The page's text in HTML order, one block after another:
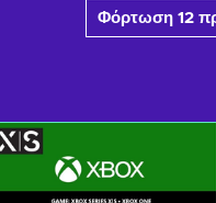
Φόρτωση 12